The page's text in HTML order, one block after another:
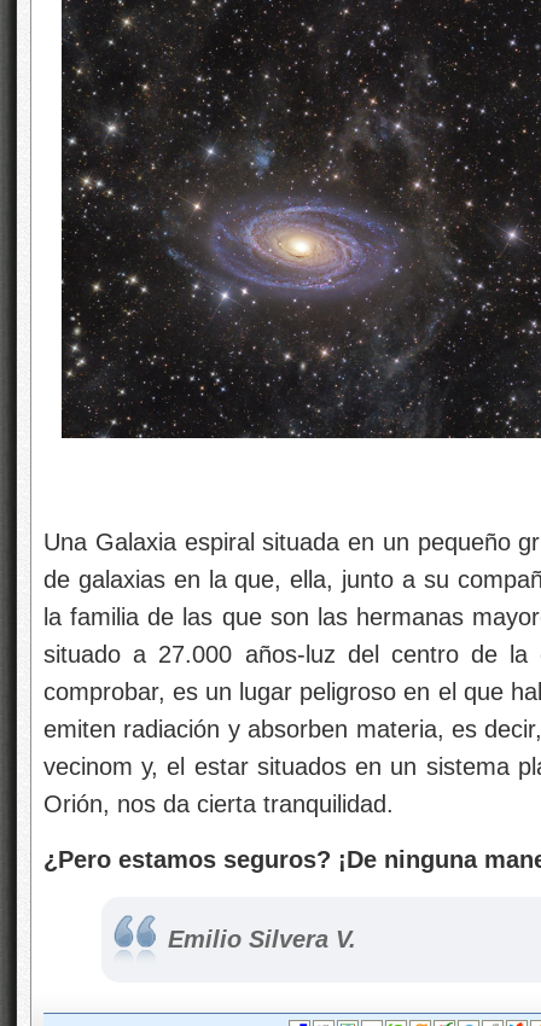
Una Galaxia espiral situada en un pequeño
de galaxias en la que, ella, junto a su
la familia de las que son las hermanas
situado a 27.000 años-luz del centro de la
comprobar, es un lugar peligroso en el que
emiten radiación y absorben materia, es
vecinom y, el estar situados en un sistema
Orión, nos da cierta tranquilidad.
¿Pero estamos seguros? ¡De ninguna
Emilio Silvera V.